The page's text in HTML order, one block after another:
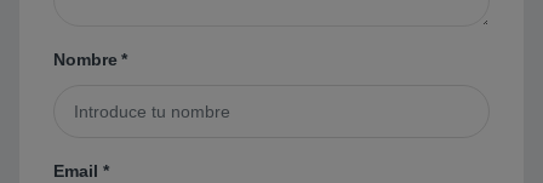
Nombre*
Email *